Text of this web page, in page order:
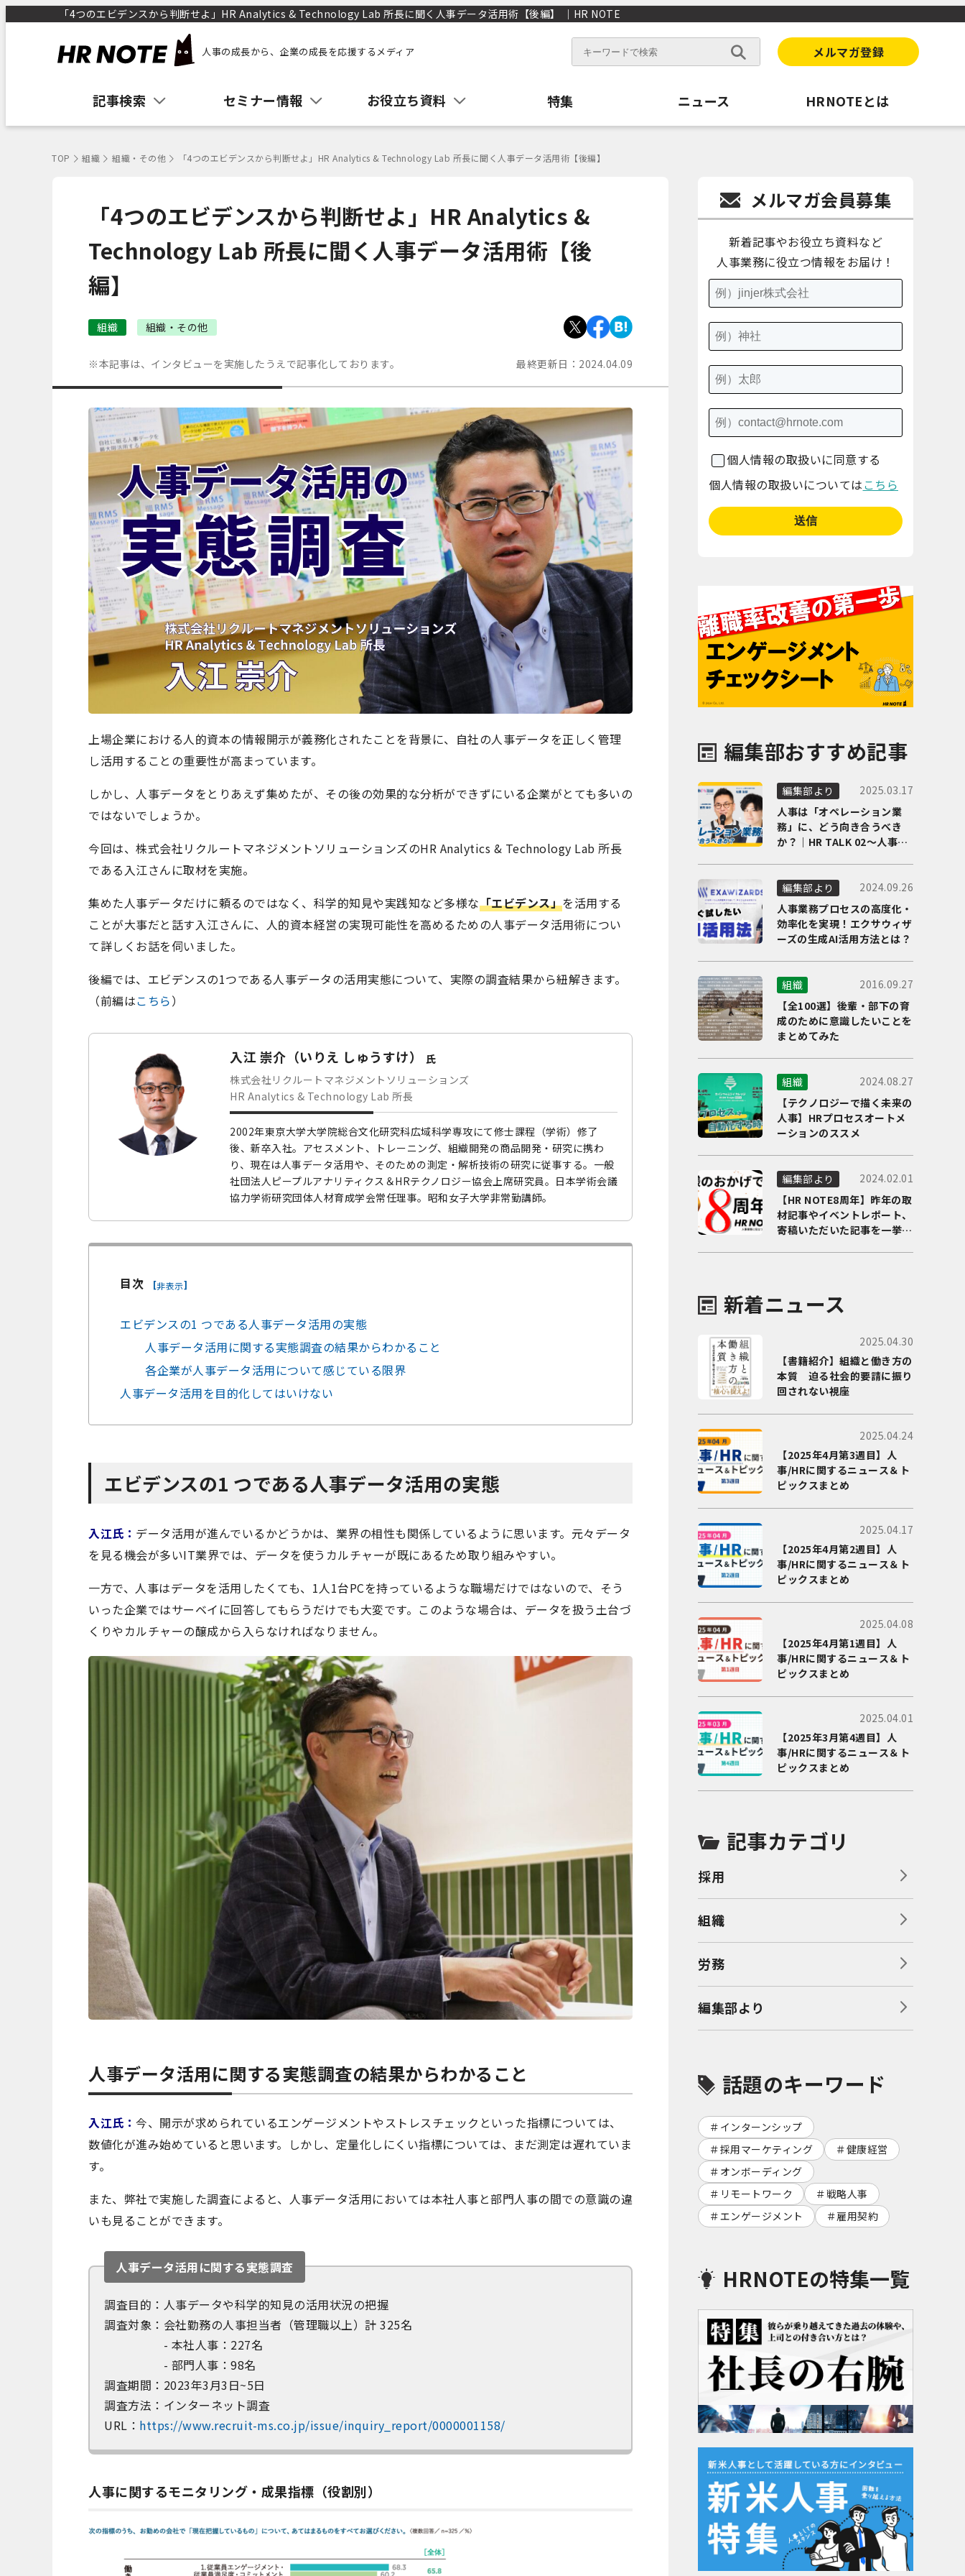
「4つのエビデンスから判断せよ」HR Analytics & Technology Lab 所長に聞く人事データ活用術【後編】 ｜HR NOTE
人事の成長から、企業の成長を応援するメディア メルマガ登録
記事検索 セミナー情報 お役立ち資料 特集 ニュース HRNOTEとは
TOP 組織 組織・その他 「4つのエビデンスから判断せよ」HR Analytics & Technology Lab 所長に聞く人事データ活用術【後編】
「4つのエビデンスから判断せよ」HR Analytics &
Technology Lab 所長に聞く人事データ活用術【後
編】
組織 組織・その他
※本記事は、インタビューを実施したうえで記事化しております。 最終更新日： 2024.04.09
上場企業における人的資本の情報開示が義務化されたことを背景に、自社の人事データを正しく管理
し活用することの重要性が高まっています。
しかし、人事データをとりあえず集めたが、その後の効果的な分析ができずにいる企業がとても多いの
ではないでしょうか。
今回は、株式会社リクルートマネジメントソリューションズのHR Analytics & Technology Lab 所長
である入江さんに取材を実施。
集めた人事データだけに頼るのではなく、科学的知見や実践知など多様な「エビデンス」を活用する
ことが大事だと話す入江さんに、人的資本経営の実現可能性を高めるための人事データ活用術につい
て詳しくお話を伺いました。
後編では、エビデンスの1つである人事データの活用実態について、実際の調査結果から紐解きます。
（前編はこちら）
入江 崇介（いりえ しゅうすけ）
氏
株式会社リクルートマネジメントソリューションズ
HR Analytics & Technology Lab 所長
2002年東京大学大学院総合文化研究科広域科学専攻にて修士課程（学術）修了
後、新卒入社。アセスメント、トレーニング、組織開発の商品開発・研究に携わ
り、現在は人事データ活用や、そのための測定・解析技術の研究に従事する。一般
社団法人ピープルアナリティクス＆HRテクノロジー協会上席研究員。日本学術会議
協力学術研究団体人材育成学会常任理事。昭和女子大学非常勤講師。
目次 [非表示]
エビデンスの1 つである人事データ活用の実態
人事データ活用に関する実態調査の結果からわかること
各企業が人事データ活用について感じている限界
人事データ活用を目的化してはいけない
エビデンスの1 つである人事データ活用の実態
入江氏： データ活用が進んでいるかどうかは、業界の相性も関係しているように思います。元々データ
を見る機会が多いIT業界では、データを使うカルチャーが既にあるため取り組みやすい。
一方で、人事はデータを活用したくても、1人1台PCを持っているような職場だけではないので、そう
いった企業ではサーベイに回答してもらうだけでも大変です。このような場合は、データを扱う土台づ
くりやカルチャーの醸成から入らなければなりません。
人事データ活用に関する実態調査の結果からわかること
入江氏： 今、開示が求められているエンゲージメントやストレスチェックといった指標については、
数値化が進み始めていると思います。しかし、定量化しにくい指標については、まだ測定は遅れていま
す。
また、弊社で実施した調査によると、人事データ活用においては本社人事と部門人事の間での意識の違
いも見ることができます。
人事データ活用に関する実態調査
調査目的：人事データや科学的知見の活用状況の把握
調査対象：会社勤務の人事担当者（管理職以上）計 325名
- 本社人事：227名
- 部門人事：98名
調査期間：2023年3月3日~5日
調査方法：インターネット調査
URL： https://www.recruit-ms.co.jp/issue/inquiry_report/0000001158/
人事に関するモニタリング・成果指標（役割別）
メルマガ会員募集
新着記事やお役立ち資料など
人事業務に役立つ情報をお届け！
個人情報の取扱いに同意する
個人情報の取扱いについては こちら
編集部おすすめ記事
編集部より
2025.03.17
人事は「オペレーション業
務」に、どう向き合うべき
か？｜HR TALK 02～人事DX
編集部より
2024.09.26
人事業務プロセスの高度化・
効率化を実現！エクサウィザ
ーズの生成AI活用方法とは？
組織
2016.09.27
【全100選】後輩・部下の育
成のために意識したいことを
まとめてみた
組織
2024.08.27
【テクノロジーで描く未来の
人事】HRプロセスオートメ
ーションのススメ
編集部より
2024.02.01
【HR NOTE8周年】昨年の取
材記事やイベントレポート、
寄稿いただいた記事を一挙に
新着ニュース
2025.04.30
【書籍紹介】組織と働き方の
本質 迫る社会的要請に振り
回されない視座
2025.04.24
【2025年4月第3週目】人
事/HRに関するニュース＆ト
ピックスまとめ
2025.04.17
【2025年4月第2週目】人
事/HRに関するニュース＆ト
ピックスまとめ
2025.04.08
【2025年4月第1週目】人
事/HRに関するニュース＆ト
ピックスまとめ
2025.04.01
【2025年3月第4週目】人
事/HRに関するニュース＆ト
ピックスまとめ
記事カテゴリ
採用
組織
労務
編集部より
話題のキーワード
インターンシップ
採用マーケティング
健康経営
オンボーディング
リモートワーク
戦略人事
エンゲージメント
雇用契約
HRNOTEの特集一覧